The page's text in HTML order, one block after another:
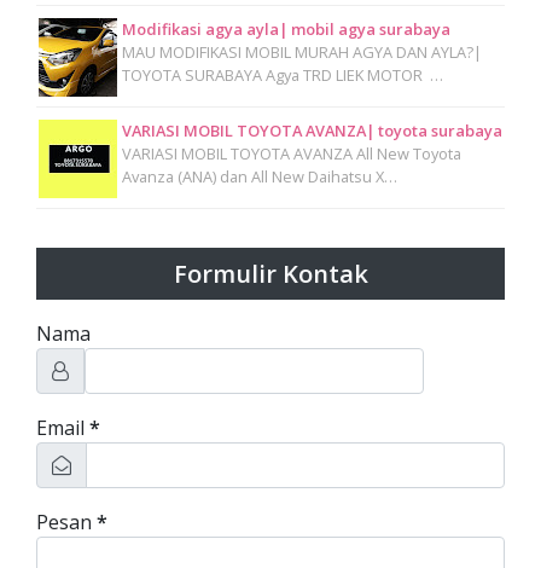
Modifikasi agya ayla| mobil agya surabaya
MAU MODIFIKASI MOBIL MURAH AGYA DAN AYLA?|
TOYOTA SURABAYA Agya TRD LIEK MOTOR …
VARIASI MOBIL TOYOTA AVANZA| toyota surabaya
VARIASI MOBIL TOYOTA AVANZA All New Toyota
Avanza (ANA) dan All New Daihatsu X…
Formulir Kontak
Nama
Email *
Pesan *